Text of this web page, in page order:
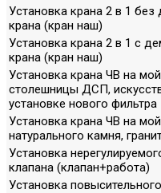
Установка крана 2 в 1
крана (кран наш)
Установка крана 2 в 1 с
крана (кран наш)
Установка крана ЧВ на
столешницы ДСП,
установке нового фильтра
Установка крана ЧВ на
натурального камня,
Установка
клапана (клапан+работа)
Установка